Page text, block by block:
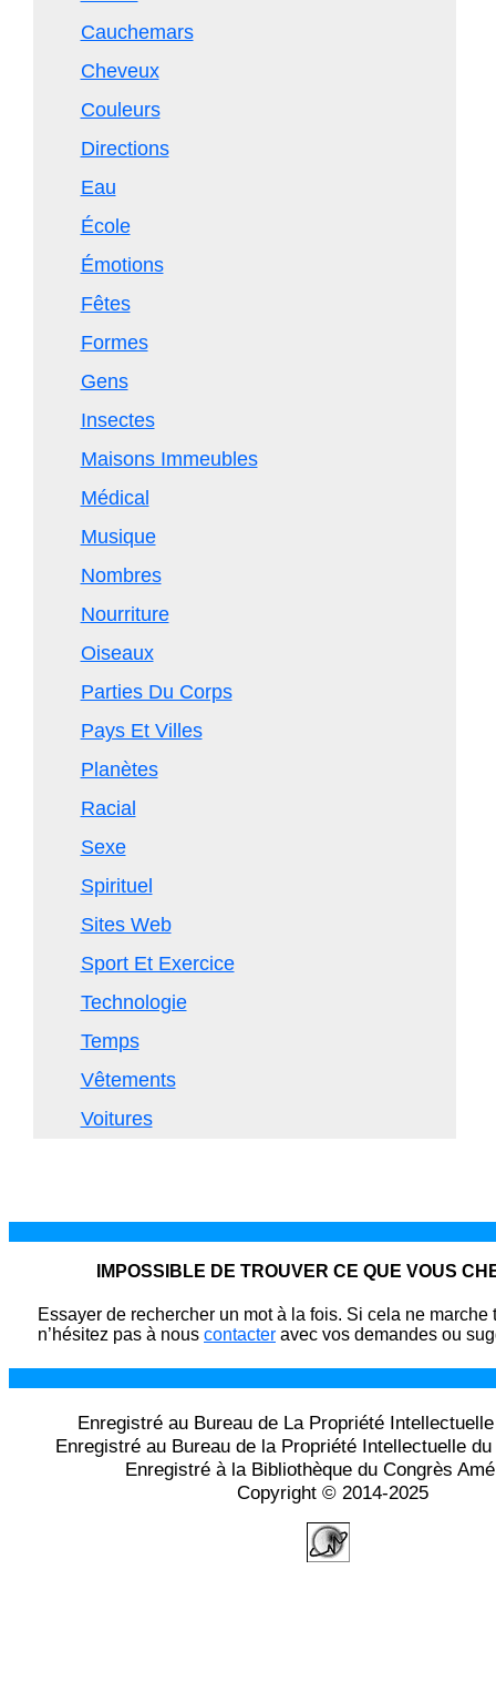
Cauchemars
Cheveux
Couleurs
Directions
Eau
École
Émotions
Fêtes
Formes
Gens
Insectes
Maisons Immeubles
Médical
Musique
Nombres
Nourriture
Oiseaux
Parties Du Corps
Pays Et Villes
Planètes
Racial
Sexe
Spirituel
Sites Web
Sport Et Exercice
Technologie
Temps
Vêtements
Voitures
IMPOSSIBLE DE TROUVER CE QUE VOUS
Essayer de rechercher un mot à la fois. Si cela ne marche
n’hésitez pas à nous contacter avec vos demandes ou
Enregistré au Bureau de La Propriété
Enregistré au Bureau de la Propriété Intellectuelle
Enregistré à la Bibliothèque du Congrès
Copyright © 2014-2025